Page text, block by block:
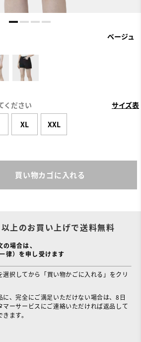
ベージュ
ください
サイズ表
XL XXL
買い物カゴに入れる
上のお買い上げで送料無料
場合は、
律）を申し受けます
択してから「買い物かごに入れる」をクリ
に、完全にご満足いただけない場合は、8日
ーサービスにご連絡いただければ返品して
ます。